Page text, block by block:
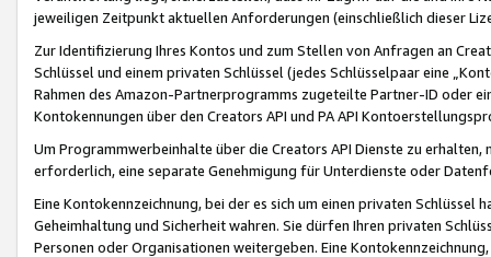
jeweiligen Zeitpunkt aktuellen Anforderungen (einschließlich dieser
Zur Identifizierung Ihres Kontos und zum Stellen von Anfragen an
Schlüssel und einem privaten Schlüssel (jedes Schlüsselpaar eine
Rahmen des Amazon-Partnerprogramms zugeteilte Partner-ID oder
Kontokennungen über den Creators API und PA API
Um Programmwerbeinhalte über die Creators API Dienste zu
erforderlich, eine separate Genehmigung für Unterdienste oder
Eine Kontokennzeichnung, bei der es sich um einen privaten
Geheimhaltung und Sicherheit wahren. Sie dürfen Ihren privaten
Personen oder Organisationen weitergeben. Eine